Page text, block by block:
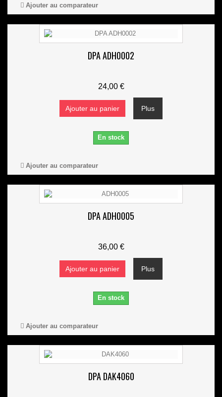
Ajouter au comparateur
DPA ADH0002
24,00 €
Ajouter au panier Plus
En stock
Ajouter au comparateur
DPA ADH0005
36,00 €
Ajouter au panier Plus
En stock
Ajouter au comparateur
DPA DAK4060